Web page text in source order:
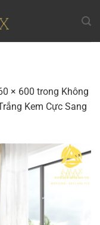
× 600 trong Không
Kem Cực Sang